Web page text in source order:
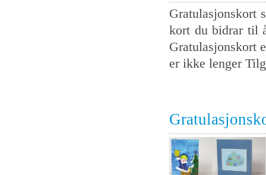
Gratulasjonskort
kort du bidrar til
Gratulasjonskort
er ikke lenger